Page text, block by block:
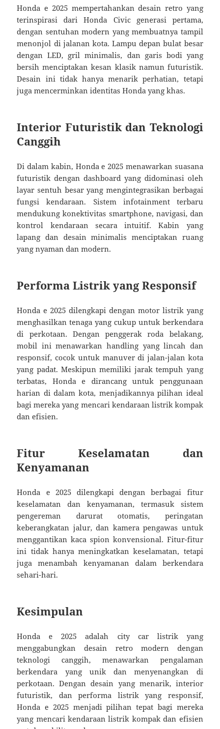
Honda e 2025 mempertahankan desain retro yang
terinspirasi dari Honda Civic generasi pertama,
dengan sentuhan modern yang membuatnya tampil
menonjol di jalanan kota. Lampu depan bulat besar
dengan LED, gril minimalis, dan garis bodi yang
bersih menciptakan kesan klasik namun futuristik.
Desain ini tidak hanya menarik perhatian, tetapi
juga mencerminkan identitas Honda yang khas.
Interior Futuristik dan Teknologi
Canggih
Di dalam kabin, Honda e 2025 menawarkan suasana
futuristik dengan dashboard yang didominasi oleh
layar sentuh besar yang mengintegrasikan berbagai
fungsi kendaraan. Sistem infotainment terbaru
mendukung konektivitas smartphone, navigasi, dan
kontrol kendaraan secara intuitif. Kabin yang
lapang dan desain minimalis menciptakan ruang
yang nyaman dan modern.
Performa Listrik yang Responsif
Honda e 2025 dilengkapi dengan motor listrik yang
menghasilkan tenaga yang cukup untuk berkendara
di perkotaan. Dengan penggerak roda belakang,
mobil ini menawarkan handling yang lincah dan
responsif, cocok untuk manuver di jalan-jalan kota
yang padat. Meskipun memiliki jarak tempuh yang
terbatas, Honda e dirancang untuk penggunaan
harian di dalam kota, menjadikannya pilihan ideal
bagi mereka yang mencari kendaraan listrik kompak
dan efisien.
Fitur Keselamatan dan
Kenyamanan
Honda e 2025 dilengkapi dengan berbagai fitur
keselamatan dan kenyamanan, termasuk sistem
pengereman darurat otomatis, peringatan
keberangkatan jalur, dan kamera pengawas untuk
menggantikan kaca spion konvensional. Fitur-fitur
ini tidak hanya meningkatkan keselamatan, tetapi
juga menambah kenyamanan dalam berkendara
sehari-hari.
Kesimpulan
Honda e 2025 adalah city car listrik yang
menggabungkan desain retro modern dengan
teknologi canggih, menawarkan pengalaman
berkendara yang unik dan menyenangkan di
perkotaan. Dengan desain yang menarik, interior
futuristik, dan performa listrik yang responsif,
Honda e 2025 menjadi pilihan tepat bagi mereka
yang mencari kendaraan listrik kompak dan efisien